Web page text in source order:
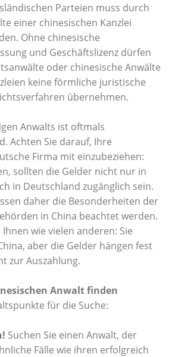
Parteien muss durch
einer chinesischen Kanzlei
Ohne chinesische
und Geschäftslizenz dürfen
oder chinesische Anwälte
keine förmliche juristische
übernehmen.
Anwalts ist oftmals
Achten Sie darauf, Ihre
Firma mit einzubeziehen:
sollten die Gelder nicht nur in
in Deutschland zugänglich sein.
daher die Besonderheiten der
in China beachtet werden.
wie vielen anderen: Sie
aber die Gelder hängen fest
zur Auszahlung.
Anwalt finden
für die Suche:
Suchen Sie einen Anwalt, der
Fälle wie ihren erfolgreich